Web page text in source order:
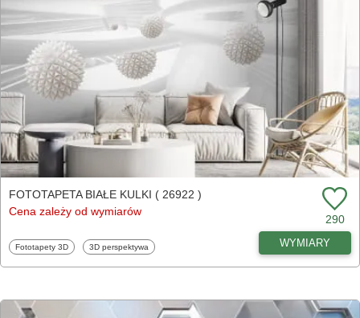
FOTOTAPETA BIAŁE KULKI ( 26922 )
Cena zależy od wymiarów
290
Fototapety
Fototapety 3D Fototapety
3D perspektywa WYMIARY